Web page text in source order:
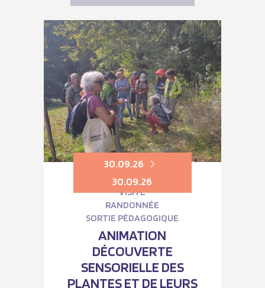
30.09.26
30.09.26
VISITE
RANDONNÉE
SORTIE PÉDAGOGIQUE
ANIMATION
DÉCOUVERTE
SENSORIELLE DES
PLANTES ET DE LEURS